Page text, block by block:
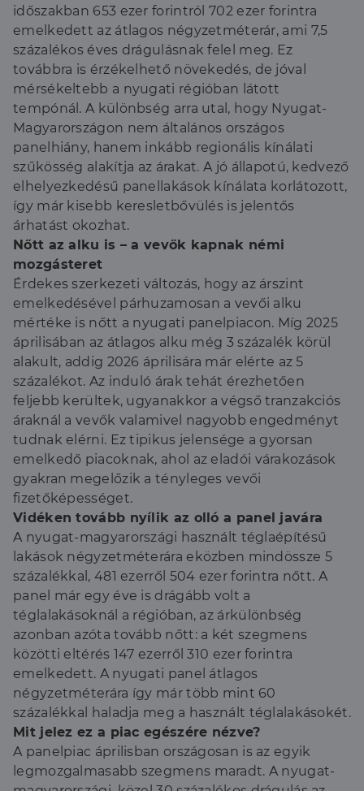
időszakban 653 ezer forintról 702 ezer forintra
emelkedett az átlagos négyzetméterár, ami 7,5
százalékos éves drágulásnak felel meg. Ez
továbbra is érzékelhető növekedés, de jóval
mérsékeltebb a nyugati régióban látott
tempónál. A különbség arra utal, hogy Nyugat-
Magyarországon nem általános országos
panelhiány, hanem inkább regionális kínálati
szűkösség alakítja az árakat. A jó állapotú, kedvező
elhelyezkedésű panellakások kínálata korlátozott,
így már kisebb keresletbővülés is jelentős
árhatást okozhat.
Nőtt az alku is – a vevők kapnak némi
mozgásteret
Érdekes szerkezeti változás, hogy az árszint
emelkedésével párhuzamosan a vevői alku
mértéke is nőtt a nyugati panelpiacon. Míg 2025
áprilisában az átlagos alku még 3 százalék körül
alakult, addig 2026 áprilisára már elérte az 5
százalékot. Az induló árak tehát érezhetően
feljebb kerültek, ugyanakkor a végső tranzakciós
áraknál a vevők valamivel nagyobb engedményt
tudnak elérni. Ez tipikus jelensége a gyorsan
emelkedő piacoknak, ahol az eladói várakozások
gyakran megelőzik a tényleges vevői
fizetőképességet.
Vidéken tovább nyílik az olló a panel javára
A nyugat-magyarországi használt téglaépítésű
lakások négyzetméterára eközben mindössze 5
százalékkal, 481 ezerről 504 ezer forintra nőtt. A
panel már egy éve is drágább volt a
téglalakásoknál a régióban, az árkülönbség
azonban azóta tovább nőtt: a két szegmens
közötti eltérés 147 ezerről 310 ezer forintra
emelkedett. A nyugati panel átlagos
négyzetméterára így már több mint 60
százalékkal haladja meg a használt téglalakásokét.
Mit jelez ez a piac egészére nézve?
A panelpiac áprilisban országosan is az egyik
legmozgalmasabb szegmens maradt. A nyugat-